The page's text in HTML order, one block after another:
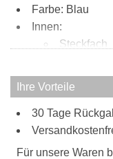
Farbe: Blau
Innen:
Steckfach
Handyfach
Tragweise:
Henkel
Besonderheiten:
Jeansoptik
Ihre Vorteile
30 Tage
Für unsere Waren